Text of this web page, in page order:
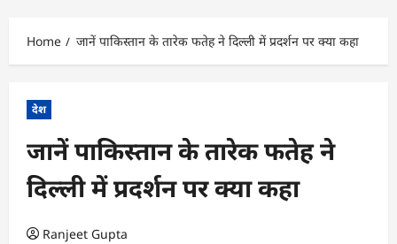
Home जानें पाकिस्तान के तारेक फतेह ने दिल्ली में प्रदर्शन पर क्या कहा
देश
जानें पाकिस्तान के तारेक फतेह ने
दिल्ली में प्रदर्शन पर क्या कहा
Ranjeet Gupta